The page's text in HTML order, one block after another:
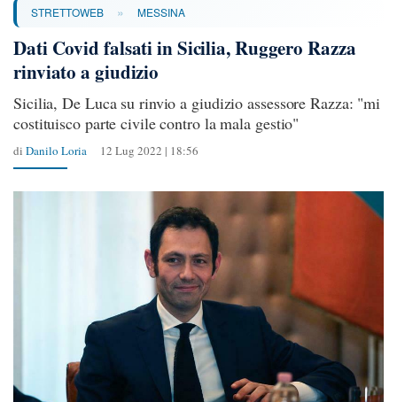
STRETTOWEB » MESSINA
Dati Covid falsati in Sicilia, Ruggero Razza
rinviato a giudizio
Sicilia, De Luca su rinvio a giudizio assessore Razza: "mi
costituisco parte civile contro la mala gestio"
di Danilo Loria 12 Lug 2022 | 18:56